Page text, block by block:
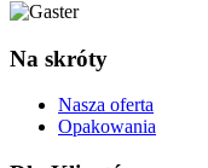
Na skróty
Nasza oferta
Opakowania